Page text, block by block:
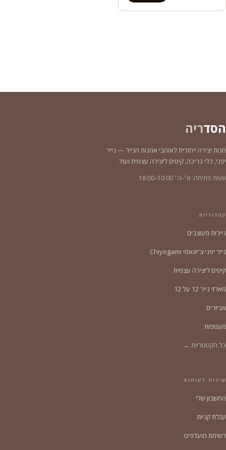
הסדריה
חנות יצירה ייחודית לאוהבי אמנות הנייר — נייר
יפני, כלי כריכה, קיטים ליצירה עצמית ועוד.
שעות פתיחה: א׳–ה׳ 10:00–18:00
קטגוריות
ניירות מעוצבים
נייר יפני צ'יוגאמי Chiyogami
קיטים ליצירה עצמית
מארזי נייר 12 על 12
אביזרים
מעטפות
כל הקטגוריות →
שירות לקוחות
החשבון שלי
עגלת קניות
רשימת מועדפים